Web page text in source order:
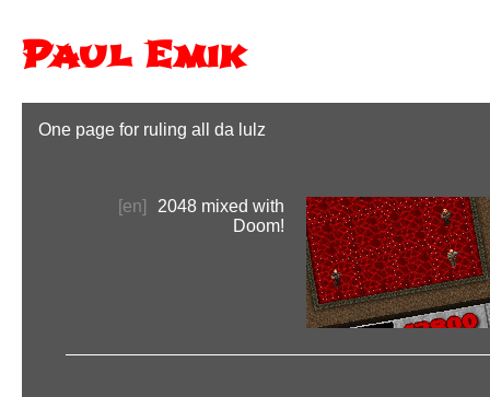
Paul Emik
One page for ruling all da lulz
[en]
2048 mixed with
Doom!